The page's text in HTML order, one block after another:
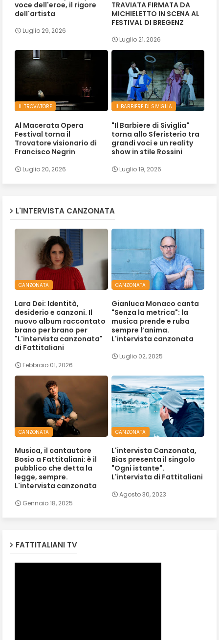
voce dell'eroe, il rigore
dell'artista
Luglio 29, 2026
TRAVIATA FIRMATA DA
MICHIELETTO IN SCENA AL
FESTIVAL DI BREGENZ
Luglio 21, 2026
IL TROVATORE
Al Macerata Opera
Festival torna il
Trovatore visionario di
Francisco Negrin
Luglio 20, 2026
IL BARBIERE DI SIVIGLIA
"Il Barbiere di Siviglia"
torna allo Sferisterio tra
grandi voci e un reality
show in stile Rossini
Luglio 19, 2026
L'INTERVISTA CANZONATA
CANZONATA
Lara Dei: Identità,
desiderio e canzoni. Il
nuovo album raccontato
brano per brano per
"L'intervista canzonata"
di Fattitaliani
Febbraio 01, 2026
CANZONATA
Gianluca Monaco canta
"Senza la metrica": la
musica prende e ruba
sempre l’anima.
L'intervista canzonata
Luglio 02, 2025
CANZONATA
Musica, il cantautore
Bosio a Fattitaliani: è il
pubblico che detta la
legge, sempre.
L'intervista canzonata
Gennaio 18, 2025
CANZONATA
L'intervista Canzonata,
Bias presenta il singolo
"Ogni istante".
L'intervista di Fattitaliani
Agosto 30, 2023
FATTITALIANI TV